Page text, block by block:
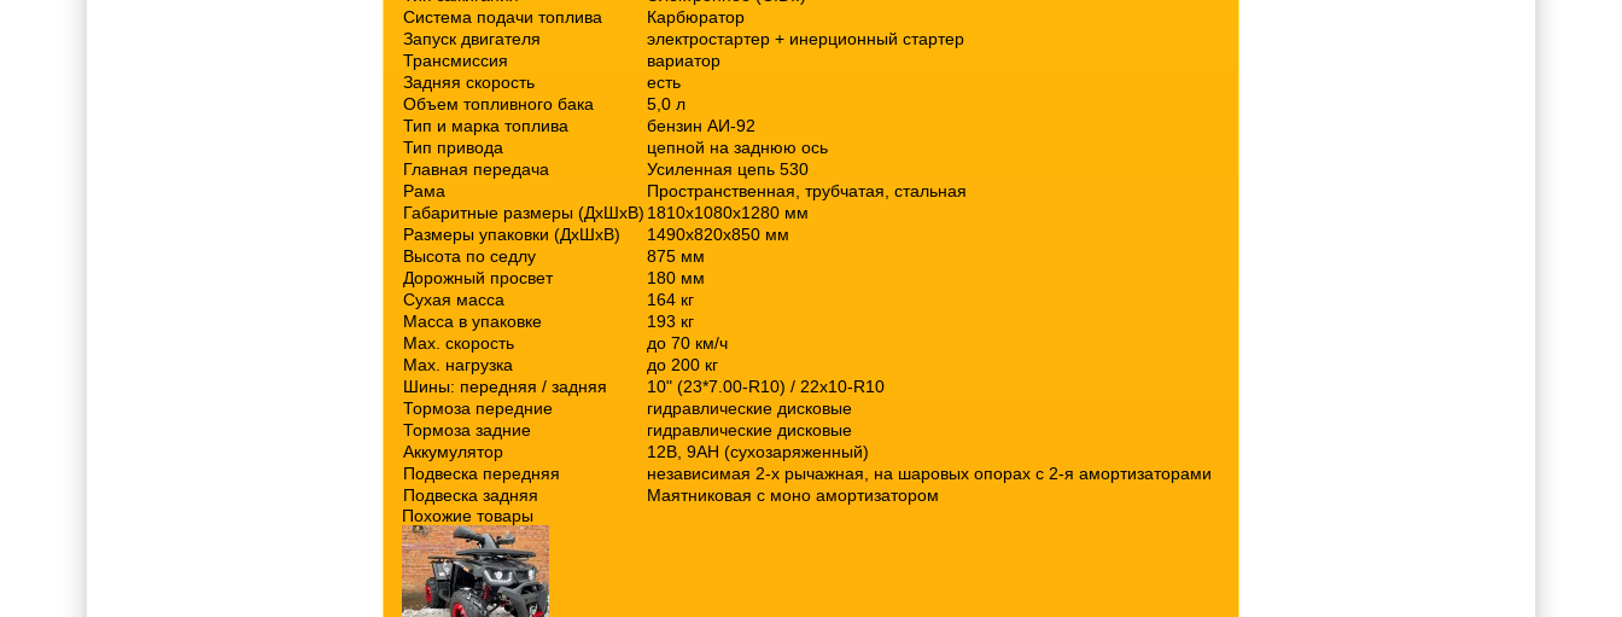
Система подачи топлива
Карбюратор
Запуск двигателя
электростартер + инерционный стартер
Трансмиссия
вариатор
Задняя скорость
есть
Объем топливного бака
5,0 л
Тип и марка топлива
бензин АИ-92
Тип привода
цепной на заднюю ось
Главная передача
Усиленная цепь 530
Рама
Пространственная, трубчатая, стальная
Габаритные размеры (ДхШхВ) 1810х1080х1280 мм
Размеры упаковки (ДхШхВ)
1490х820х850 мм
Высота по седлу
875 мм
Дорожный просвет
180 мм
Сухая масса
164 кг
Масса в упаковке
193 кг
Max. скорость
до 70 км/ч
Max. нагрузка
до 200 кг
Шины: передняя / задняя
10" (23*7.00-R10) / 22x10-R10
Тормоза передние
гидравлические дисковые
Тормоза задние
гидравлические дисковые
Аккумулятор
12В, 9AH (сухозаряженный)
Подвеска передняя
независимая 2-х рычажная, на шаровых опорах с 2-я амортизаторами
Подвеска задняя
Маятниковая с моно амортизатором
Похожие товары